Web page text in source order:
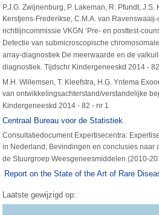
P.J.G. Zwijnenburg, P. Lakeman, R. Pfundt,
Kerstjens-Frederikse, C.M.A. van
richtlijncommissie VKGN ‘Pre- en posttest-
Detectie van submicroscopische
array-diagnostiek De meerwaarde en de
diagnostiek. Tijdschr Kindergeneeskd 2014 -
M.H. Willemsen, T. Kleefstra, H.G. Yntema
van ontwikkelingsachterstand/verstandelijke
Kindergeneeskd 2014 - 82 - nr 1
Centraal Bureau voor de Statistiek.
Consultatiedocument Expertisecentra:
in Nederland; Bevindingen en conclusies naar
de Stuurgroep Weesgeneesmiddelen (2010-
Report on the State of the Art of Rare
Laatste gewijzigd op: